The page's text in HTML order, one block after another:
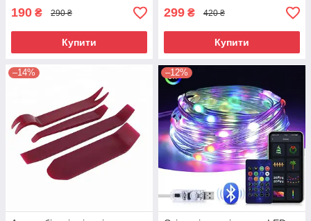
190 ₴ 290 ₴
Купити
299 ₴ 420 ₴
Купити
–14% –12%